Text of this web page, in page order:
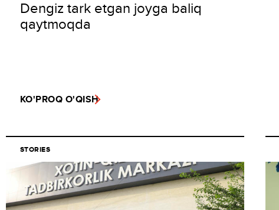
Dengiz tark etgan joyga baliq
qaytmoqda
KO'PROQ O'QISH
STORIES